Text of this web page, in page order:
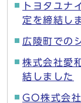
トヨタユナ
定を締結し
広陵町での
株式会社愛
結しました
GO株式会